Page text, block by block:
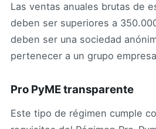
Las ventas anuales brutas de
deben ser superiores a
deben ser una sociedad
pertenecer a un grupo
Pro PyME transparente
Este tipo de régimen cumple